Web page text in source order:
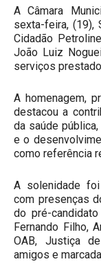
A Câmara
sexta-feira, (19),
Cidadão
João Luiz
serviços
A homenagem,
destacou a
da saúde
e o
como referência
A solenidade
com presenças
do pré-
Fernando Filho,
OAB, Justiça
amigos e